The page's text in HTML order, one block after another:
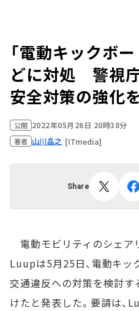
「電動キックボ
どに対処 警視
安全対策の強化
公開 2022年05月26日 20時38分
著者 山川晶之 [ITmedia]
Share
電動モビリティのシェア
Luupは5月25日、電動キッ
交通違反への対策を検討
けたと発表した。要請は、